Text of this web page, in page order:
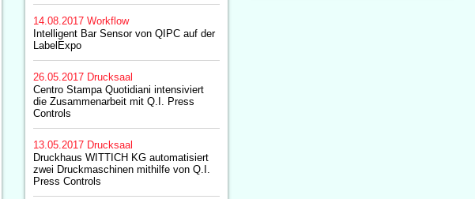
14.08.2017 Workflow
Intelligent Bar Sensor von QIPC auf der
LabelExpo
26.05.2017 Drucksaal
Centro Stampa Quotidiani intensiviert
die Zusammenarbeit mit Q.I. Press
Controls
13.05.2017 Drucksaal
Druckhaus WITTICH KG automatisiert
zwei Druckmaschinen mithilfe von Q.I.
Press Controls